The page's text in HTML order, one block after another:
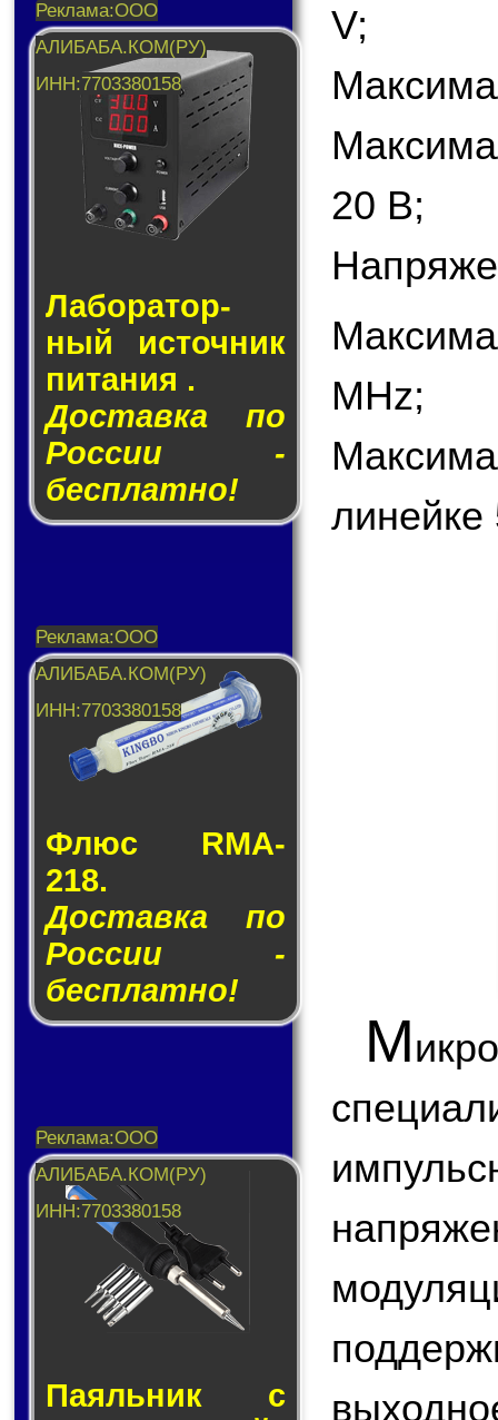
Лаборатор­
ный ис­точ­ник
пи­та­ния .
Доставка по
России -
бесплатно!
Флюс RMA-
218.
Доставка по
России -
бесплатно!
Паяльник с
V;
20 В;
MHz;
М